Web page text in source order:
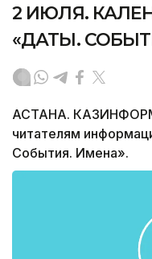
2 ИЮЛЯ.
«ДАТЫ.
АСТАНА. КАЗИНФОРМ
читателям
События. Имена».